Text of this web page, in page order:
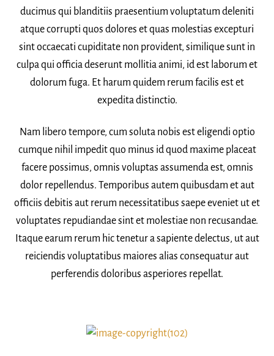
ducimus qui blanditiis praesentium voluptatum deleniti
atque corrupti quos dolores et quas molestias excepturi
sint occaecati cupiditate non provident, similique sunt in
culpa qui officia deserunt mollitia animi, id est laborum et
dolorum fuga. Et harum quidem rerum facilis est et
expedita distinctio.
Nam libero tempore, cum soluta nobis est eligendi optio
cumque nihil impedit quo minus id quod maxime placeat
facere possimus, omnis voluptas assumenda est, omnis
dolor repellendus. Temporibus autem quibusdam et aut
officiis debitis aut rerum necessitatibus saepe eveniet ut et
voluptates repudiandae sint et molestiae non recusandae.
Itaque earum rerum hic tenetur a sapiente delectus, ut aut
reiciendis voluptatibus maiores alias consequatur aut
perferendis doloribus asperiores repellat.